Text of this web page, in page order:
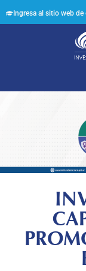
Ingresa al sitio web